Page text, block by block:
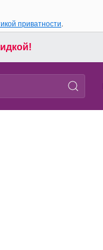
приватности.